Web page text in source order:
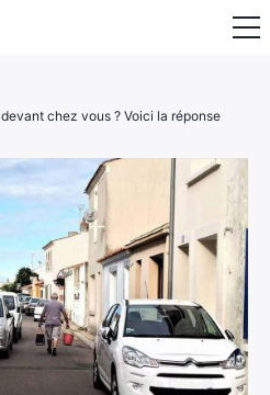
chez vous ? Voici la réponse